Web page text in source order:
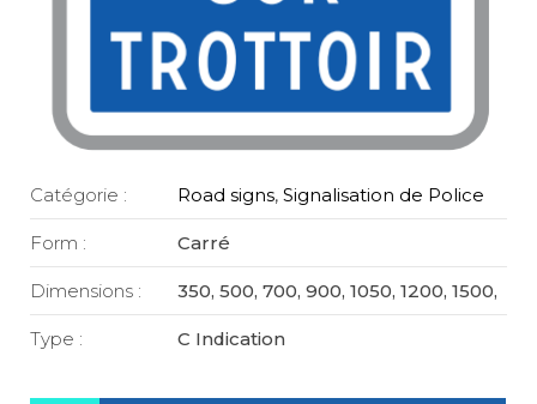
Catégorie : Road signs,Signalisation de Police
Form : Carré
Dimensions : 350, 500, 700, 900, 1050, 1200, 1500,
Type : C Indication